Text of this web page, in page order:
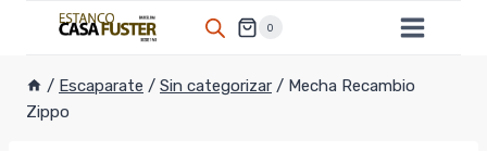
0
/ Escaparate / Sin categorizar / Mecha Recambio
Zippo